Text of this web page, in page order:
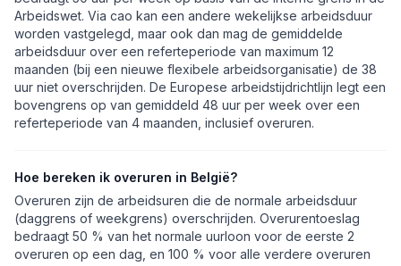
Arbeidswet. Via cao kan een andere wekelijkse arbeidsduur
worden vastgelegd, maar ook dan mag de gemiddelde
arbeidsduur over een referteperiode van maximum 12
maanden (bij een nieuwe flexibele arbeidsorganisatie) de 38
uur niet overschrijden. De Europese arbeidstijdrichtlijn legt een
bovengrens op van gemiddeld 48 uur per week over een
referteperiode van 4 maanden, inclusief overuren.
Hoe bereken ik overuren in België?
Overuren zijn de arbeidsuren die de normale arbeidsduur
(daggrens of weekgrens) overschrijden. Overurentoeslag
bedraagt 50 % van het normale uurloon voor de eerste 2
overuren op een dag, en 100 % voor alle verdere overuren